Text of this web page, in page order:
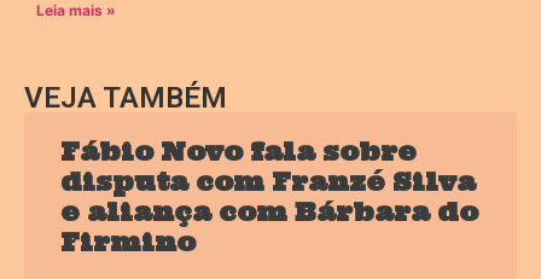
Leia mais »
VEJA TAMBÉM
Fábio Novo fala sobre
disputa com Franzé Silva
e aliança com Bárbara do
Firmino